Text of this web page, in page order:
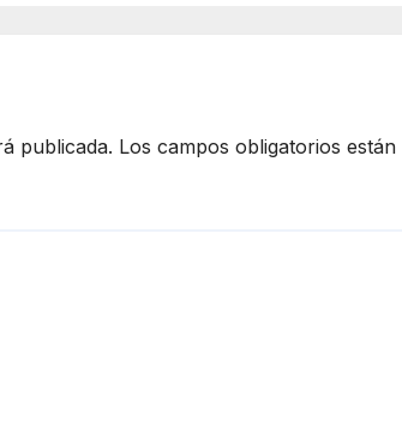
publicada. Los campos obligatorios